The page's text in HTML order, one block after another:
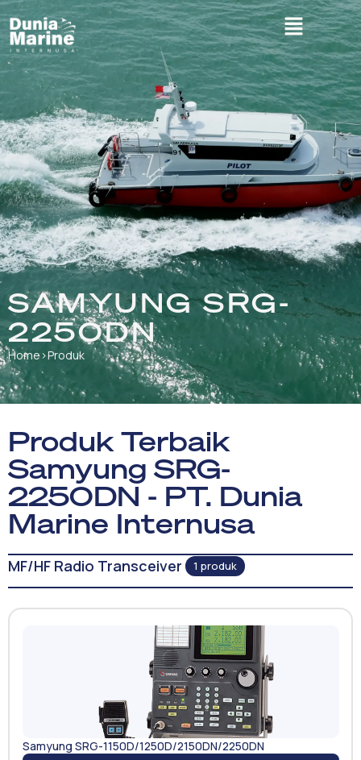
SAMYUNG SRG-
2250DN
Home ›Produk
Produk Terbaik
Samyung SRG-
2250DN - PT. Dunia
Marine Internusa
MF/HF Radio Transceiver 1 produk
Samyung SRG-1150D/1250D/2150DN/2250DN